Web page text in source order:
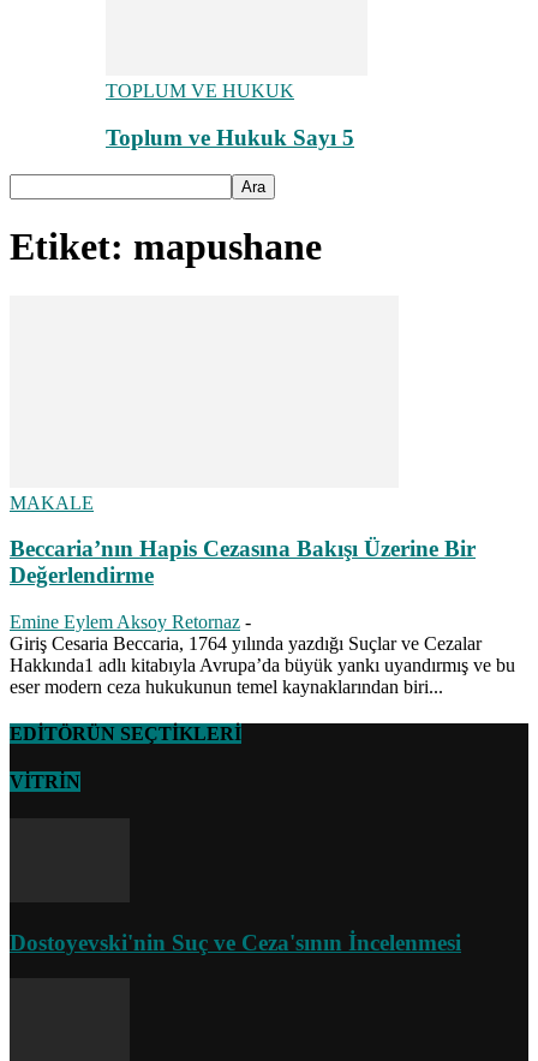
TOPLUM VE HUKUK
Toplum ve Hukuk Sayı 5
Etiket: mapushane
MAKALE
Beccaria’nın Hapis Cezasına Bakışı Üzerine Bir
Değerlendirme
Emine Eylem Aksoy Retornaz -
Giriş Cesaria Beccaria, 1764 yılında yazdığı Suçlar ve Cezalar
Hakkında1 adlı kitabıyla Avrupa’da büyük yankı uyandırmış ve bu
eser modern ceza hukukunun temel kaynaklarından biri...
EDİTÖRÜN SEÇTİKLERİ
VİTRİN
Dostoyevski'nin Suç ve Ceza'sının İncelenmesi